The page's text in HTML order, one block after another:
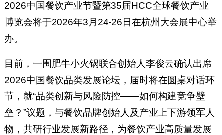
2026中国餐饮产业节暨第35届HCC全球餐饮产业
博览会将于2026年3月24-26日在杭州大会展中心举
办。
目前，一围肥牛小火锅联合创始人李俊云确认出席
2026中国餐饮品类发展论坛，届时将在圆桌对话环
节，就“品类创新与风险防控——如何构建竞争壁
垒？”议题，与餐饮品牌创始人及产业上下游领军人
物，共研行业发展新路径，为餐饮产业高质量发展